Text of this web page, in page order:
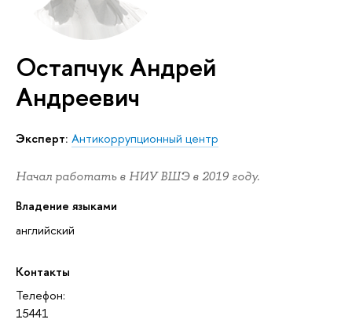
Остапчук Андрей
Андреевич
Эксперт: Антикоррупционный центр
Начал работать в НИУ ВШЭ в 2019 году.
Владение языками
английский
Контакты
Телефон:
15441